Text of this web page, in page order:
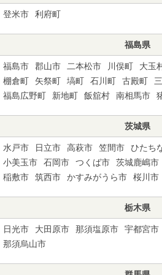
登米市 利府町
福島県
福島市 郡山市 二本松市 川俣町 大玉
棚倉町
矢祭町 塙町 石川町 古殿町
福島広野町
新地町 飯舘村 南相馬市
茨城県
水戸市 日立市 高萩市 笠間市 ひたち
小美玉市
石岡市 つくば市 茨城鹿嶋市
稲敷市
筑西市 かすみがうら市 桜川市
栃木県
日光市 大田原市 那須塩原市 宇都宮市
那須烏山市